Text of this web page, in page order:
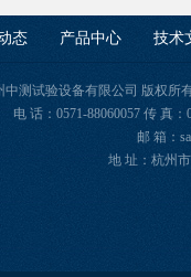
态 产品中心 技术
中测试验设备有限公司 版权所
电 话：0571-88060057 传 真
邮 箱：
地 址：杭州